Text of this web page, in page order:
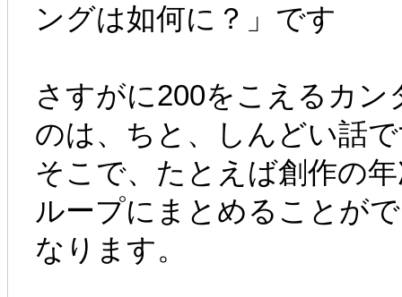
ングは如何に？」です
さすがに200をこえるカ
のは、ちと、しんどい話
そこで、たとえば創作の
ループにまとめることが
なります。